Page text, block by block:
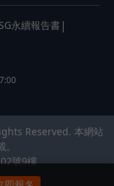
永續報告書 |
Reserved. 本網站
號9樓